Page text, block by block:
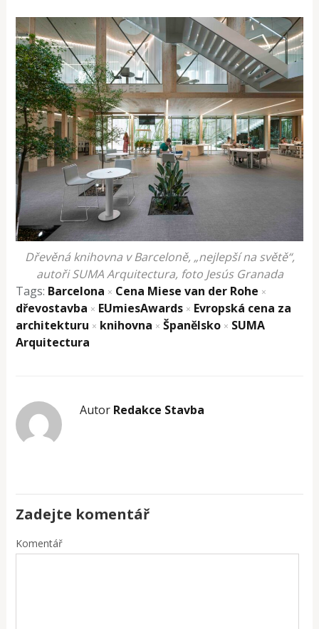
Dřevěná knihovna v Barceloně, „nejlepší na světě“,
autoři SUMA Arquitectura, foto Jesús Granada
Tags: Barcelona × Cena Miese van der Rohe ×
dřevostavba × EUmiesAwards × Evropská cena za
architekturu × knihovna × Španělsko × SUMA
Arquitectura
Autor Redakce Stavba
Zadejte komentář
Komentář